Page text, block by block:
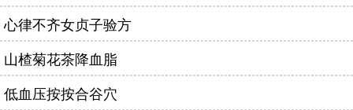
心律不齐女贞子验方
山楂菊花茶降血脂
低血压按按合谷穴